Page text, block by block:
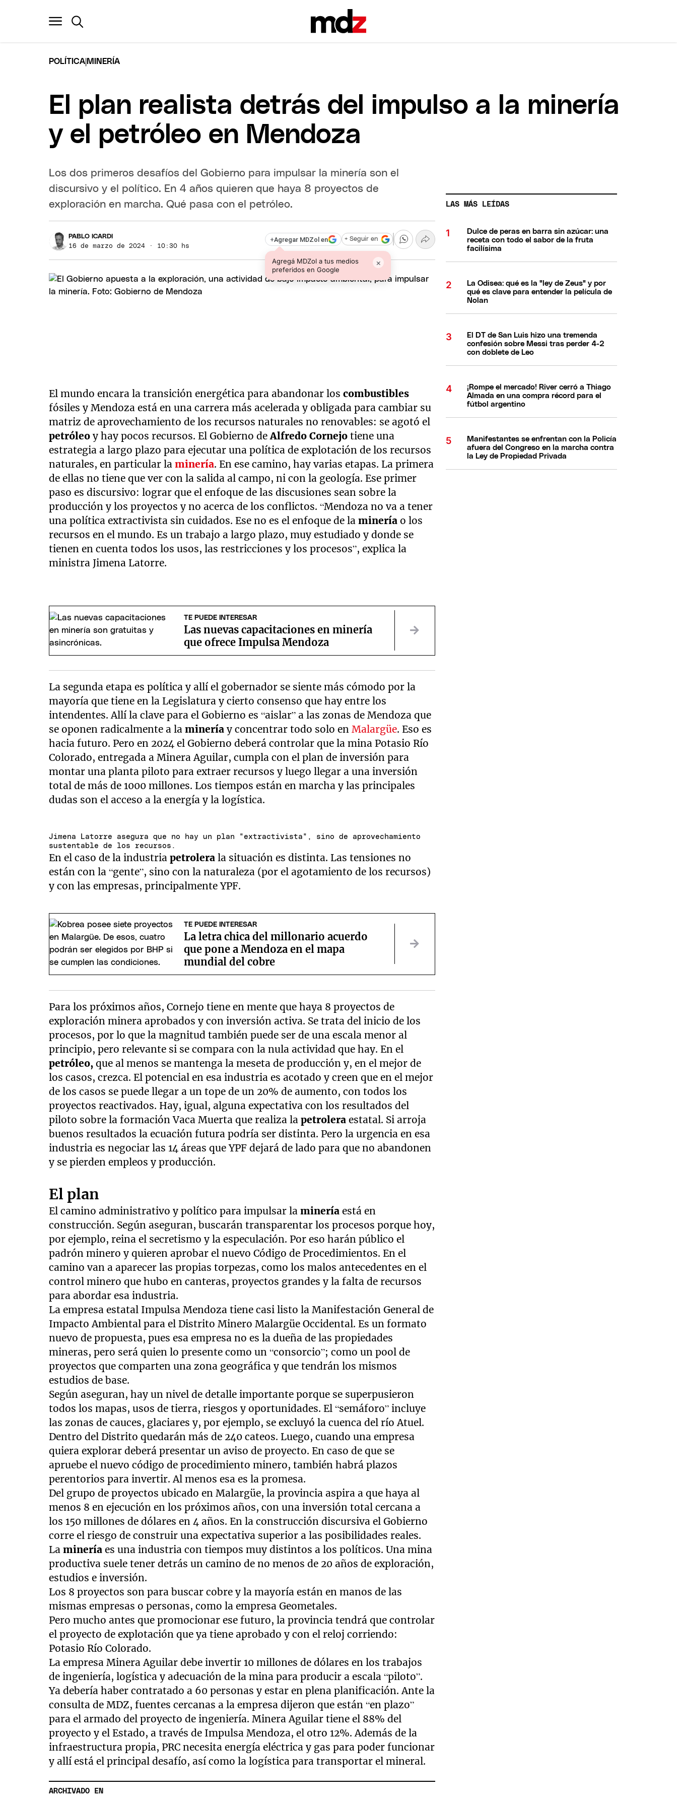
POLÍTICA MINERÍA
El plan realista detrás del impulso a la minería
y el petróleo en Mendoza
Los dos primeros desafíos del Gobierno para impulsar la minería son el
discursivo y el político. En 4 años quieren que haya 8 proyectos de
exploración en marcha. Qué pasa con el petróleo.
PABLO ICARDI
16 de marzo de 2024 · 10:30 hs
+Agregar MDZol en
Agregá MDZol a tus medios
preferidos en Google
×
+ Seguir en
El mundo encara la transición energética para abandonar loscombustibles
fósiles y Mendoza está en una carrera más acelerada y obligada para cambiar su
matriz de aprovechamiento de los recursos naturales no renovables: se agotó el
petróleo y hay pocos recursos. El Gobierno deAlfredo Cornejotiene una
estrategia a largo plazo para ejecutar una política de explotación de los recursos
naturales, en particular laminería. En ese camino, hay varias etapas. La primera
de ellas no tiene que ver con la salida al campo, ni con la geología. Ese primer
paso es discursivo: lograr que el enfoque de las discusiones sean sobre la
producción y los proyectos y no acerca de los conflictos. “Mendoza no va a tener
una política extractivista sin cuidados. Ese no es el enfoque de laminería o los
recursos en el mundo. Es un trabajo a largo plazo, muy estudiado y donde se
tienen en cuenta todos los usos, las restricciones y los procesos”, explica la
ministra Jimena Latorre.
TE PUEDE INTERESAR
Las nuevas capacitaciones en minería
que ofrece Impulsa Mendoza
La segunda etapa es política y allí el gobernador se siente más cómodo por la
mayoría que tiene en la Legislatura y cierto consenso que hay entre los
intendentes. Allí la clave para el Gobierno es “aislar” a las zonas de Mendoza que
se oponen radicalmente a laminería y concentrar todo solo enMalargüe. Eso es
hacia futuro. Pero en 2024 el Gobierno deberá controlar que la mina Potasio Río
Colorado, entregada a Minera Aguilar, cumpla con el plan de inversión para
montar una planta piloto para extraer recursos y luego llegar a una inversión
total de más de 1000 millones. Los tiempos están en marcha y las principales
dudas son el acceso a la energía y la logística.
Jimena Latorre asegura que no hay un plan "extractivista", sino de aprovechamiento
sustentable de los recursos.
En el caso de la industriapetrolera la situación es distinta. Las tensiones no
están con la “gente”, sino con la naturaleza (por el agotamiento de los recursos)
y con las empresas, principalmente YPF.
TE PUEDE INTERESAR
La letra chica del millonario acuerdo
que pone a Mendoza en el mapa
mundial del cobre
Para los próximos años, Cornejo tiene en mente que haya 8 proyectos de
exploración minera aprobados y con inversión activa. Se trata del inicio de los
procesos, por lo que la magnitud también puede ser de una escala menor al
principio, pero relevante si se compara con la nula actividad que hay. En el
petróleo,que al menos se mantenga la meseta de producción y, en el mejor de
los casos, crezca. El potencial en esa industria es acotado y creen que en el mejor
de los casos se puede llegar a un tope de un 20% de aumento, con todos los
proyectos reactivados. Hay, igual, alguna expectativa con los resultados del
piloto sobre la formación Vaca Muerta que realiza lapetrolera estatal. Si arroja
buenos resultados la ecuación futura podría ser distinta. Pero la urgencia en esa
industria es negociar las 14 áreas que YPF dejará de lado para que no abandonen
y se pierden empleos y producción.
El plan
El camino administrativo y político para impulsar laminería está en
construcción. Según aseguran, buscarán transparentar los procesos porque hoy,
por ejemplo, reina el secretismo y la especulación. Por eso harán público el
padrón minero y quieren aprobar el nuevo Código de Procedimientos. En el
camino van a aparecer las propias torpezas, como los malos antecedentes en el
control minero que hubo en canteras, proyectos grandes y la falta de recursos
para abordar esa industria.
La empresa estatal Impulsa Mendoza tiene casi listo la Manifestación General de
Impacto Ambiental para el Distrito Minero Malargüe Occidental. Es un formato
nuevo de propuesta, pues esa empresa no es la dueña de las propiedades
mineras, pero será quien lo presente como un “consorcio”; como un pool de
proyectos que comparten una zona geográfica y que tendrán los mismos
estudios de base.
Según aseguran, hay un nivel de detalle importante porque se superpusieron
todos los mapas, usos de tierra, riesgos y oportunidades. El “semáforo” incluye
las zonas de cauces, glaciares y, por ejemplo, se excluyó la cuenca del río Atuel.
Dentro del Distrito quedarán más de 240 cateos. Luego, cuando una empresa
quiera explorar deberá presentar un aviso de proyecto. En caso de que se
apruebe el nuevo código de procedimiento minero, también habrá plazos
perentorios para invertir. Al menos esa es la promesa.
Del grupo de proyectos ubicado en Malargüe, la provincia aspira a que haya al
menos 8 en ejecución en los próximos años, con una inversión total cercana a
los 150 millones de dólares en 4 años. En la construcción discursiva el Gobierno
corre el riesgo de construir una expectativa superior a las posibilidades reales.
Laminería es una industria con tiempos muy distintos a los políticos. Una mina
productiva suele tener detrás un camino de no menos de 20 años de exploración,
estudios e inversión.
Los 8 proyectos son para buscar cobre y la mayoría están en manos de las
mismas empresas o personas, como la empresa Geometales.
Pero mucho antes que promocionar ese futuro, la provincia tendrá que controlar
el proyecto de explotación que ya tiene aprobado y con el reloj corriendo:
Potasio Río Colorado.
La empresa Minera Aguilar debe invertir 10 millones de dólares en los trabajos
de ingeniería, logística y adecuación de la mina para producir a escala “piloto”.
Ya debería haber contratado a 60 personas y estar en plena planificación. Ante la
consulta de MDZ, fuentes cercanas a la empresa dijeron que están “en plazo”
para el armado del proyecto de ingeniería. Minera Aguilar tiene el 88% del
proyecto y el Estado, a través de Impulsa Mendoza, el otro 12%. Además de la
infraestructura propia, PRC necesita energía eléctrica y gas para poder funcionar
y allí está el principal desafío, así como la logística para transportar el mineral.
ARCHIVADO EN
LAS MÁS LEÍDAS
Dulce de peras en barra sin azúcar: una
receta con todo el sabor de la fruta
facilísima
La Odisea: qué es la "ley de Zeus" y por
qué es clave para entender la película de
Nolan
El DT de San Luis hizo una tremenda
confesión sobre Messi tras perder 4-2
con doblete de Leo
¡Rompe el mercado! River cerró a Thiago
Almada en una compra récord para el
fútbol argentino
Manifestantes se enfrentan con la Policía
afuera del Congreso en la marcha contra
la Ley de Propiedad Privada